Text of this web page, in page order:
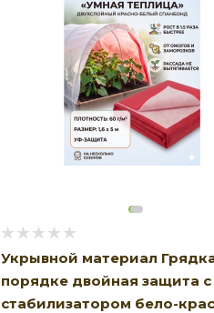
Укрывной материал
порядке двойная защита
стабилизатором бело-